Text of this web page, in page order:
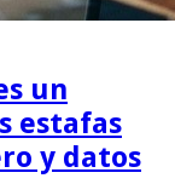
un
estafas
y datos